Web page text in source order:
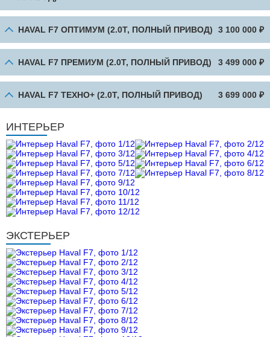
HAVAL F7 ОПТИМУМ (2.0Т, ПОЛНЫЙ ПРИВОД) 3 100 000 ₽
HAVAL F7 ПРЕМИУМ (2.0Т, ПОЛНЫЙ ПРИВОД) 3 499 000 ₽
HAVAL F7 ТЕХНО+ (2.0Т, ПОЛНЫЙ ПРИВОД) 3 699 000 ₽
ИНТЕРЬЕР
ЭКСТЕРЬЕР